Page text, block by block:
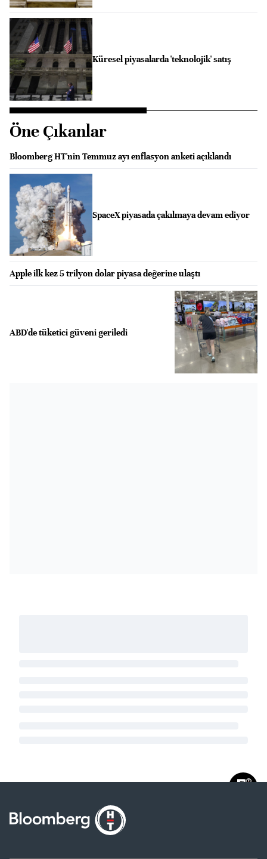
Küresel piyasalarda 'teknolojik' satış
Öne Çıkanlar
Bloomberg HT'nin Temmuz ayı enflasyon anketi açıklandı
SpaceX piyasada çakılmaya devam ediyor
Apple ilk kez 5 trilyon dolar piyasa değerine ulaştı
ABD'de tüketici güveni geriledi